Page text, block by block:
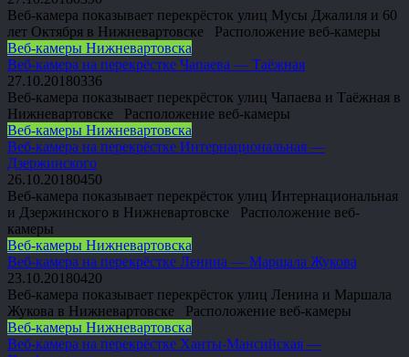
Веб-камера показывает перекрёсток улиц Мусы Джалиля и 60
лет Октября в Нижневартовске Расположение веб-камеры
Веб-камеры Нижневартовска
Веб-камера на перекрёстке Чапаева — Таёжная
27.10.20180336
Веб-камера показывает перекрёсток улиц Чапаева и Таёжная в
Нижневартовске Расположение веб-камеры
Веб-камеры Нижневартовска
Веб-камера на перекрёстке Интернациональная —
Дзержинского
26.10.20180450
Веб-камера показывает перекрёсток улиц Интернациональная
и Дзержинского в Нижневартовске Расположение веб-
камеры
Веб-камеры Нижневартовска
Веб-камера на перекрёстке Ленина — Маршала Жукова
23.10.20180420
Веб-камера показывает перекрёсток улиц Ленина и Маршала
Жукова в Нижневартовске Расположение веб-камеры
Веб-камеры Нижневартовска
Веб-камера на перекрёстке Ханты-Мансийская —